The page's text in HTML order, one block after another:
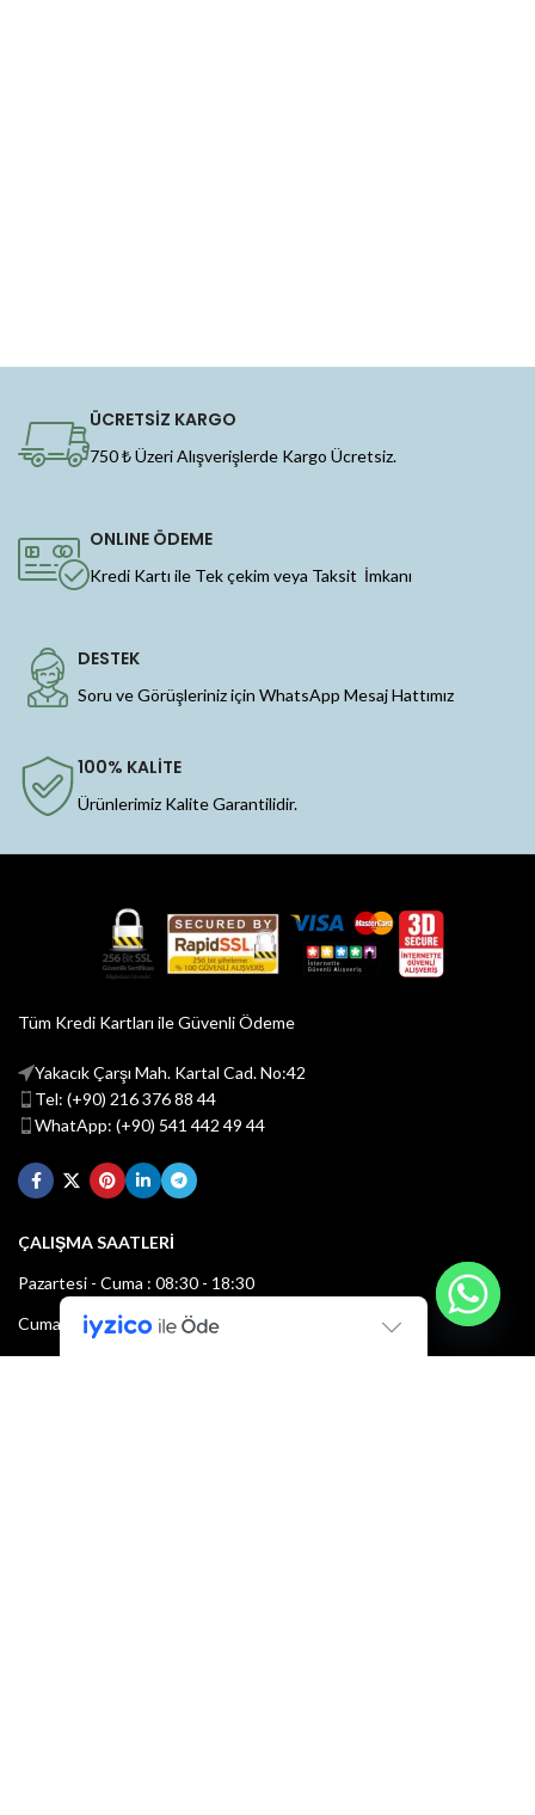
ÜCRETSİZ KARGO
750 ₺ Üzeri Alışverişlerde Kargo Ücretsiz.
ONLINE ÖDEME
Kredi Kartı ile Tek çekim veya Taksit İmkanı
DESTEK
Soru ve Görüşleriniz için WhatsApp Mesaj Hattımız
100% KALİTE
Ürünlerimiz Kalite Garantilidir.
Tüm Kredi Kartları ile Güvenli Ödeme
Yakacık Çarşı Mah. Kartal Cad. No:42
Tel: (+90) 216 376 88 44
WhatApp: (+90) 541 442 49 44
ÇALIŞMA SAATLERİ
Pazartesi - Cuma : 08:30 - 18:30
Cumartesi : 08:30 - 13:00